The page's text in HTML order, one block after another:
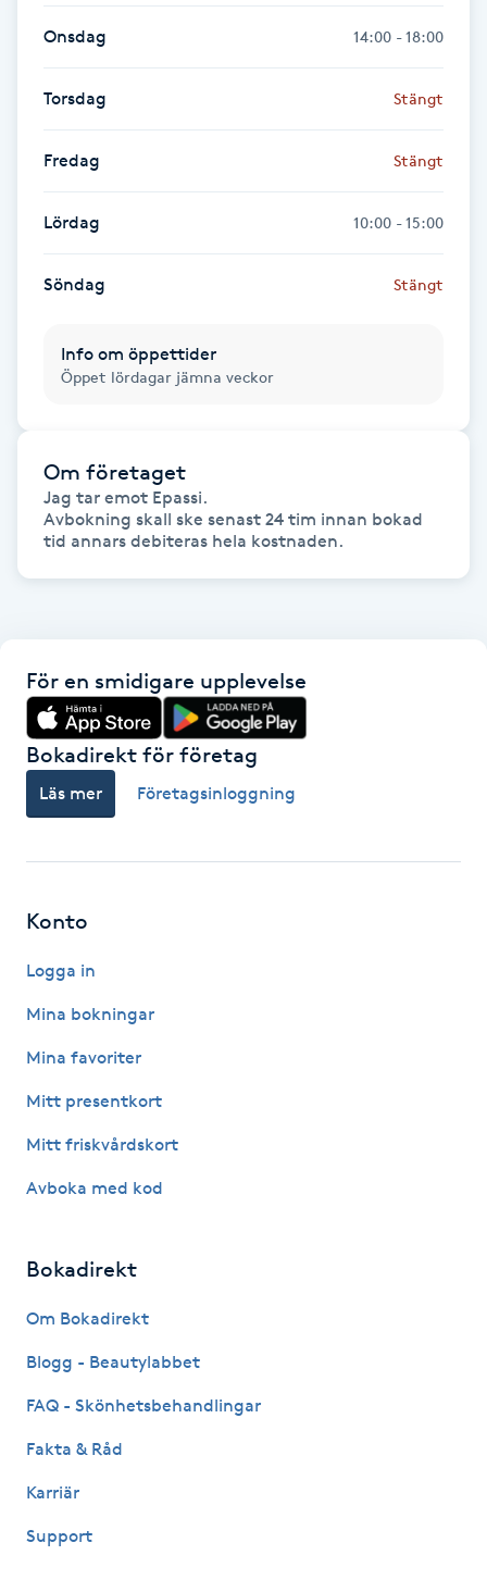
Gel naglar
Gelenaglar
Gellack
Gravidmassage
Gravidyoga
H
Hatha Yoga
Headspa
Healing
Herrklippning
HIFU
Hot Stone Massage
Hyaluronsyra
Hypnos
Onsdag 14:00 - 18:00
Torsdag Stängt
Fredag Stängt
Lördag 10:00 - 15:00
Söndag Stängt
Info om öppettider
Öppet lördagar jämna veckor
Om företaget
Jag tar emot Epassi.
Avbokning skall ske senast 24 tim innan bokad
tid annars debiteras hela kostnaden.
För en smidigare upplevelse
Bokadirekt för företag
Läs mer Företagsinloggning
Konto
Logga in
Mina bokningar
Mina favoriter
Mitt presentkort
Mitt friskvårdskort
Avboka med kod
Bokadirekt
Om Bokadirekt
Blogg - Beautylabbet
FAQ - Skönhetsbehandlingar
Fakta & Råd
Karriär
Support